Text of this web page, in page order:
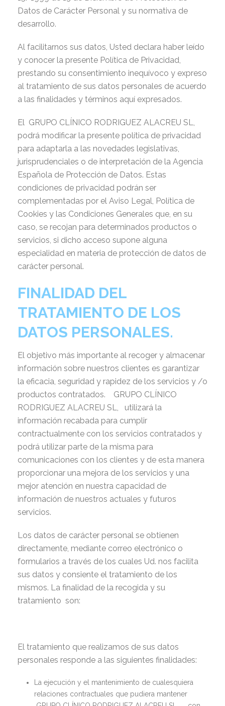
Datos de Carácter Personal y su normativa de
desarrollo.
Al facilitarnos sus datos, Usted declara haber leído
y conocer la presente Política de Privacidad,
prestando su consentimiento inequívoco y expreso
al tratamiento de sus datos personales de acuerdo
a las finalidades y términos aquí expresados.
El GRUPO CLÍNICO RODRIGUEZ ALACREU SL,
podrá modificar la presente política de privacidad
para adaptarla a las novedades legislativas,
jurisprudenciales o de interpretación de la Agencia
Española de Protección de Datos. Estas
condiciones de privacidad podrán ser
complementadas por el Aviso Legal, Política de
Cookies y las Condiciones Generales que, en su
caso, se recojan para determinados productos o
servicios, si dicho acceso supone alguna
especialidad en materia de protección de datos de
carácter personal.
FINALIDAD DEL
TRATAMIENTO DE LOS
DATOS PERSONALES.
El objetivo más importante al recoger y almacenar
información sobre nuestros clientes es garantizar
la eficacia, seguridad y rapidez de los servicios y /o
productos contratados. GRUPO CLÍNICO
RODRIGUEZ ALACREU SL, utilizará la
información recabada para cumplir
contractualmente con los servicios contratados y
podrá utilizar parte de la misma para
comunicaciones con los clientes y de esta manera
proporcionar una mejora de los servicios y una
mejor atención en nuestra capacidad de
información de nuestros actuales y futuros
servicios.
Los datos de carácter personal se obtienen
directamente, mediante correo electrónico o
formularios a través de los cuales Ud. nos facilita
sus datos y consiente el tratamiento de los
mismos. La finalidad de la recogida y su
tratamiento son:
El tratamiento que realizamos de sus datos
personales responde a las siguientes finalidades:
La ejecución y el mantenimiento de cualesquiera
relaciones contractuales que pudiera mantener